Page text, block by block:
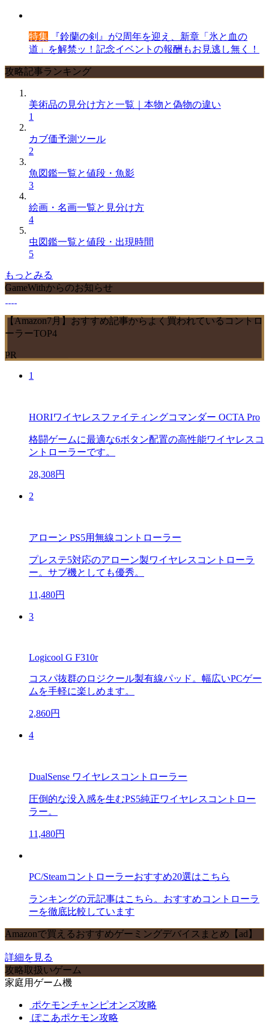
特集 『鈴蘭の剣』が2周年を迎え、新章「氷と血の
道」を解禁ッ！記念イベントの報酬もお見逃し無く！
攻略記事ランキング
美術品の見分け方と一覧｜本物と偽物の違い
1
カブ価予測ツール
2
魚図鑑一覧と値段・魚影
3
絵画・名画一覧と見分け方
4
虫図鑑一覧と値段・出現時間
5
もっとみる
GameWithからのお知らせ
【Amazon7月】おすすめ記事からよく買われているコントロ
ーラーTOP4
PR
1
HORIワイヤレスファイティングコマンダー OCTA Pro
格闘ゲームに最適な6ボタン配置の高性能ワイヤレスコ
ントローラーです。
28,308円
2
アローン PS5用無線コントローラー
プレステ5対応のアローン製ワイヤレスコントローラ
ー。サブ機としても優秀。
11,480円
3
Logicool G F310r
コスパ抜群のロジクール製有線パッド。幅広いPCゲー
ムを手軽に楽しめます。
2,860円
4
DualSense ワイヤレスコントローラー
圧倒的な没入感を生むPS5純正ワイヤレスコントロー
ラー。
11,480円
PC/Steamコントローラーおすすめ20選はこちら
ランキングの元記事はこちら。おすすめコントローラ
ーを徹底比較しています
Amazonで買えるおすすめゲーミングデバイスまとめ【ad】
詳細を見る
攻略取扱いゲーム
家庭用ゲーム機
ポケモンチャンピオンズ攻略
ぽこあポケモン攻略